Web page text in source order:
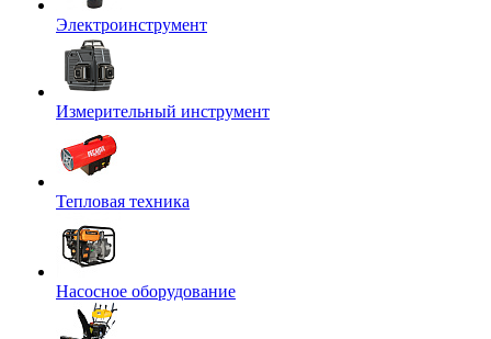
Электроинструмент
Измерительный инструмент
Тепловая техника
Насосное оборудование